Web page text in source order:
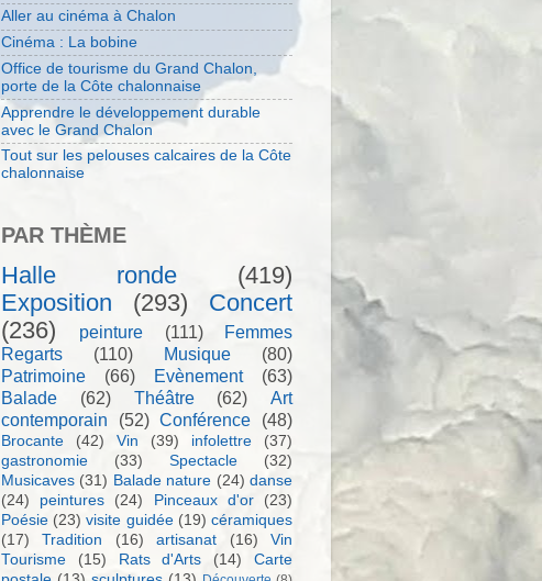
Aller au cinéma à Chalon
Cinéma : La bobine
Office de tourisme du Grand Chalon,
porte de la Côte chalonnaise
Apprendre le développement durable
avec le Grand Chalon
Tout sur les pelouses calcaires de la Côte
chalonnaise
PAR THÈME
Halle ronde
(419)
Exposition
(293)
Concert
(236)
peinture (111)
Femmes
Regarts
(110) Musique
(80)
Patrimoine
(66) Evènement
(63)
Balade
(62) Théâtre (62)
Art
contemporain
(52) Conférence (48)
Brocante (42) Vin (39) infolettre
(37)
gastronomie
(33) Spectacle
(32)
Musicaves (31) Balade nature (24) danse
(24)
peintures (24) Pinceaux d'or
(23)
Poésie (23) visite guidée (19) céramiques
(17)
Tradition (16) artisanat (16)
Vin
Tourisme
(15) Rats d'Arts (14)
Carte